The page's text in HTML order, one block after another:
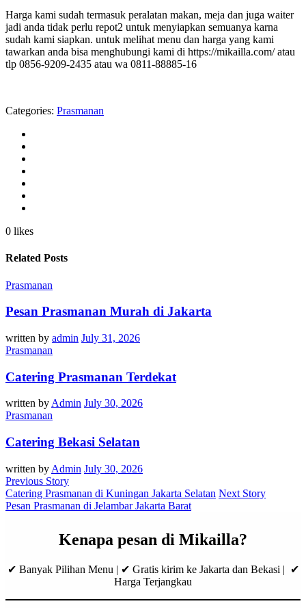
Harga kami sudah termasuk peralatan makan, meja dan juga waiter
jadi anda tidak perlu repot2 untuk menyiapkan semuanya karna
sudah kami siapkan. untuk melihat menu dan harga yang kami
tawarkan anda bisa menghubungi kami di https://mikailla.com/ atau
tlp 0856-9209-2435 atau wa 0811-88885-16
Categories: Prasmanan
0 likes
Related Posts
Prasmanan
Pesan Prasmanan Murah di Jakarta
written by admin July 31, 2026
Prasmanan
Catering Prasmanan Terdekat
written byAdmin July 30, 2026
Prasmanan
Catering Bekasi Selatan
written by Admin July 30, 2026
Previous Story
Catering Prasmanan di Kuningan Jakarta Selatan Next Story
Pesan Prasmanan di Jelambar Jakarta Barat
Kenapa pesan di Mikailla?
✔ Banyak Pilihan Menu | ✔ Gratis kirim ke Jakarta dan Bekasi | ✔
Harga Terjangkau